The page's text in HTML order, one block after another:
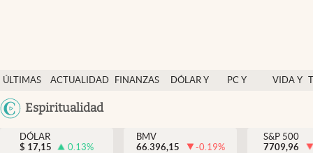
ÚLTIMAS
NOTICIAS
ACTUALIDAD
FINANZAS
DÓLAR Y
PC Y
VIDA Y
México
Espiritualidad
Actualidad
Finanzas y economía
Dólar y mercados
DÓLAR
$ 17,15 0.13%
BMV
66.396,15
-0.19%
S&P 500
7709,96